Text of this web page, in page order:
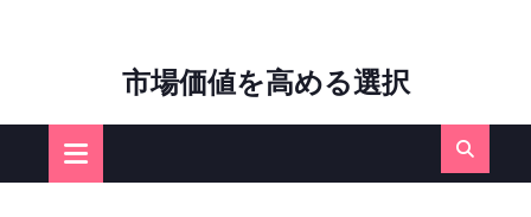
市場価値を高める選択